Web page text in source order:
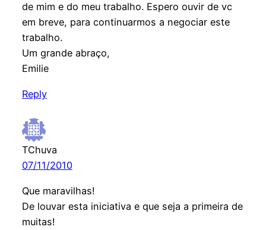
de mim e do meu trabalho. Espero ouvir de vc
em breve, para continuarmos a negociar este
trabalho.
Um grande abraço,
Emilie
Reply
TChuva
07/11/2010
Que maravilhas!
De louvar esta iniciativa e que seja a primeira de
muitas!